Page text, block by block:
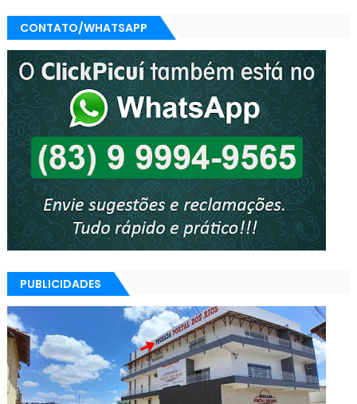
CONTATO/WHATSAPP
PUBLICIDADES